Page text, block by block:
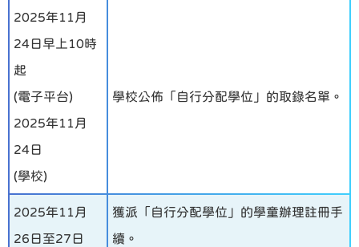
2025年11月
24日早上10時
起
(電子平台)
2025年11月
24日
(學校)
學校公佈「自行分配學位」的取錄名單。
2025年11月
26日至27日
獲派「自行分配學位」的學童辦理註冊手
續。